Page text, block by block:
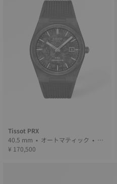
Tissot PRX
40.5 mm • オートマティック • Fo
rged Carbon
¥ 170,500